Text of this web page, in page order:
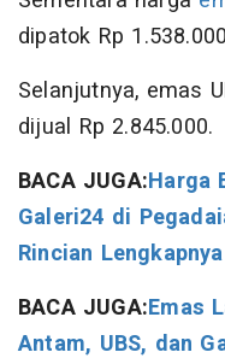
dipatok Rp
Selanjutnya, emas
dijual Rp 2.845.000.
BACA JUGA:Harga
Galeri24 di
Rincian Lengkapnya
BACA JUGA:Emas
Antam, UBS, dan